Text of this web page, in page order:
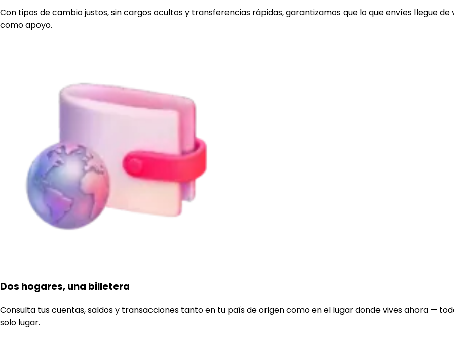
Con tipos de cambio justos, sin cargos ocultos y transferencias rápidas, garantizamos que lo que envíes llegue de
como apoyo.
Dos hogares, una billetera
Consulta tus cuentas, saldos y transacciones tanto en tu país de origen como en el lugar donde vives ahora —
solo lugar.